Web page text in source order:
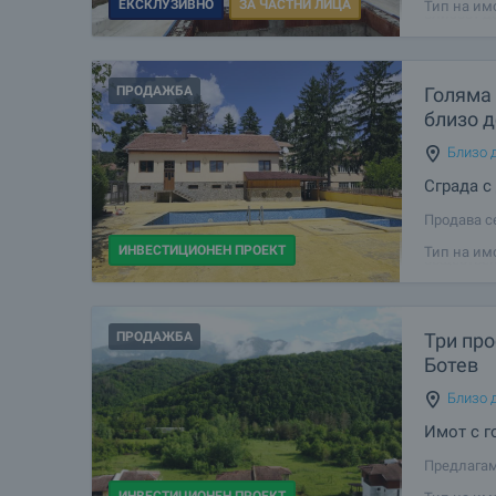
ЕКСКЛУЗИВНО ЗА ЧАСТНИ ЛИЦА
близост
Тип на
ПРОДАЖБА
ИНВЕСТИЦИОНЕН ПРОЕКТ
Голяма
близо
Близо
Сграда
Продава
Тип на
ПРОДАЖБА
Три
Ботев
Близо
Имот с